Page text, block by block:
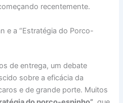
recentemente.
e a “Estratégia do Porco-
de entrega, um debate
sobre a eficácia da
e de grande porte. Muitos